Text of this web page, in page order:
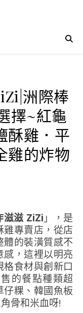
洲際棒
擇~紅龜
酥雞．平
雞的炸物
滋滋 ZiZi 」，是
專賣店，從店
體的裝潢質感不
感，這裡以明亮
食材與創新口
的餐點種類超
仔粿、韓國魚板
骨和米血呀!